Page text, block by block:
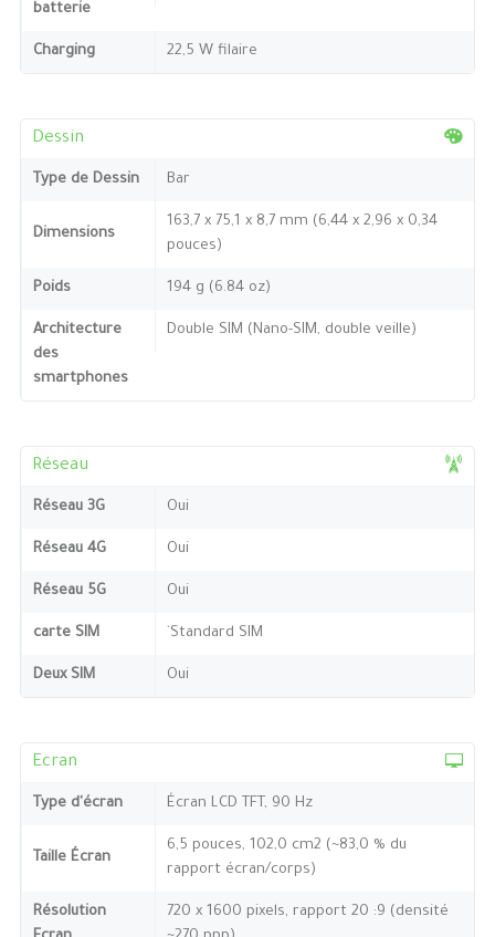
batterie
Charging 22,5 W filaire
Dessin
Type de Dessin Bar
Dimensions
163,7 x 75,1 x 8,7 mm (6,44 x 2,96 x 0,34
pouces)
Poids 194 g (6.84 oz)
Architecture
des
smartphones
Double SIM (Nano-SIM, double veille)
Réseau
Réseau 3G Oui
Réseau 4G Oui
Réseau 5G Oui
carte SIM `Standard SIM
Deux SIM Oui
Ecran
Type d'écran Écran LCD TFT, 90 Hz
Taille Écran
6,5 pouces, 102,0 cm2 (~83,0 % du
rapport écran/corps)
Résolution
720 x 1600 pixels, rapport 20 :9 (densité